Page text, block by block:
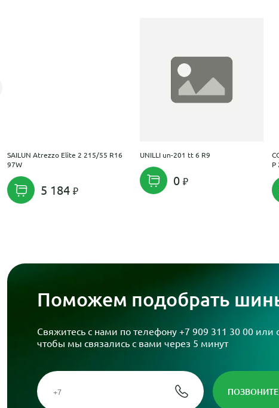
SAILUN Atrezzo Elite 2 215/55 R16
97W
5 184
UNILLI un-201 tt 6 R9
0
P
Поможем подобрать
Свяжитесь с нами по телефону +7 909 311 30 00 или
чтобы мы связались с вами через 5 минут